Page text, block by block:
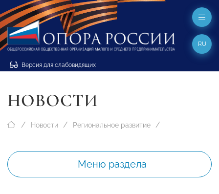
Версия для слабовидящих
RU
НОВОСТИ
Новости Региональное развитие
Меню раздела